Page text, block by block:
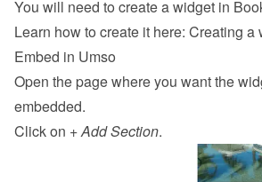
You will need to create a widget in
Learn how to create it here: Creating a
Embed in Umso
Open the page where you want the
embedded.
Click on + Add Section.